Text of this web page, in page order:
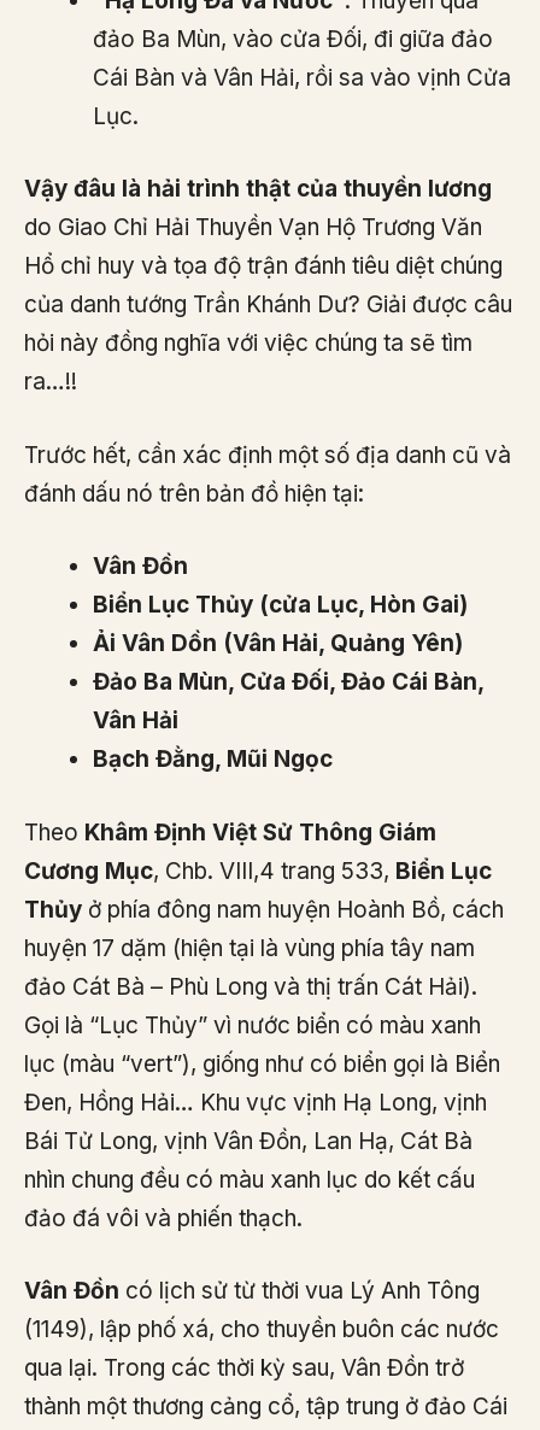
đảo Ba Mùn, vào cửa Đối, đi giữa đảo
Cái Bàn và Vân Hải, rồi sa vào vịnh Cửa
Lục.
Vậy đâu là hải trình thật của thuyền lương
do Giao Chỉ Hải Thuyền Vạn Hộ Trương Văn
Hổ chỉ huy và tọa độ trận đánh tiêu diệt chúng
của danh tướng Trần Khánh Dư? Giải được câu
hỏi này đồng nghĩa với việc chúng ta sẽ tìm
ra…!!
Trước hết, cần xác định một số địa danh cũ và
đánh dấu nó trên bản đồ hiện tại:
Vân Đồn
Biển Lục Thủy (cửa Lục, Hòn Gai)
Ải Vân Dồn (Vân Hải, Quảng Yên)
Đảo Ba Mùn, Cửa Đối, Đảo Cái Bàn,
Vân Hải
Bạch Đằng, Mũi Ngọc
Theo Khâm Định Việt Sử Thông Giám
Cương Mục, Chb. VIII,4 trang 533, Biển Lục
Thủy ở phía đông nam huyện Hoành Bồ, cách
huyện 17 dặm (hiện tại là vùng phía tây nam
đảo Cát Bà – Phù Long và thị trấn Cát Hải).
Gọi là “Lục Thủy” vì nước biển có màu xanh
lục (màu “vert”), giống như có biển gọi là Biển
Đen, Hồng Hải… Khu vực vịnh Hạ Long, vịnh
Bái Tử Long, vịnh Vân Đồn, Lan Hạ, Cát Bà
nhìn chung đều có màu xanh lục do kết cấu
đảo đá vôi và phiến thạch.
Vân Đồn có lịch sử từ thời vua Lý Anh Tông
(1149), lập phố xá, cho thuyền buôn các nước
qua lại. Trong các thời kỳ sau, Vân Đồn trở
thành một thương cảng cổ, tập trung ở đảo Cái